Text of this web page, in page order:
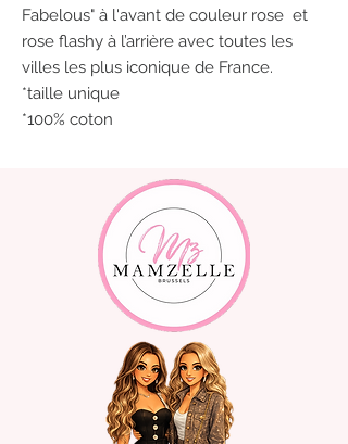
Fabelous" à l'avant de couleur rose et
rose flashy à l’arrière avec toutes les
villes les plus iconique de France.
*taille unique
*100% coton